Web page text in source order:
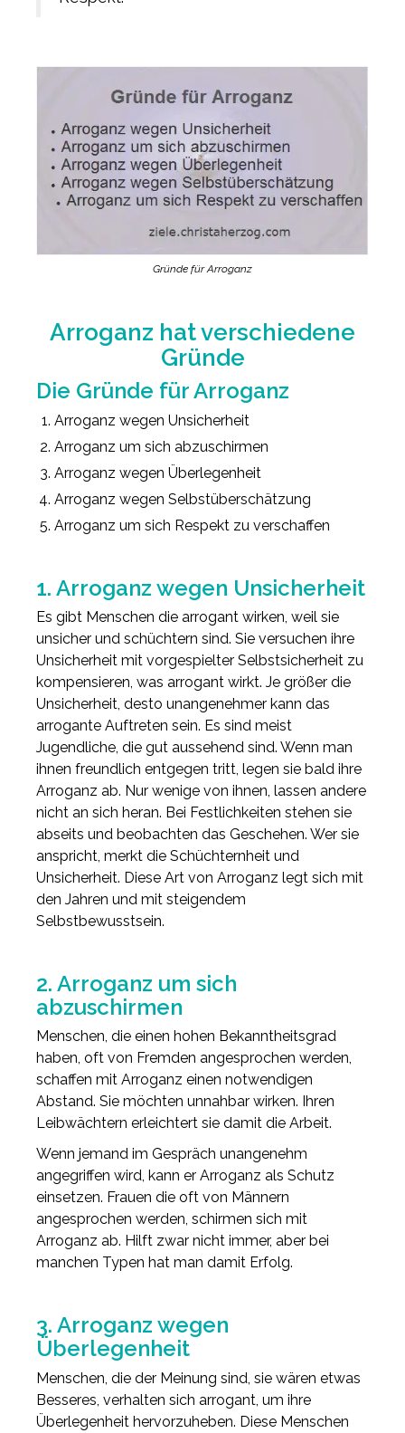
Gründe für Arroganz
Arroganz hat verschiedene
Gründe
Die Gründe für Arroganz
Arroganz wegen Unsicherheit
Arroganz um sich abzuschirmen
Arroganz wegen Überlegenheit
Arroganz wegen Selbstüberschätzung
Arroganz um sich Respekt zu verschaffen
1. Arroganz wegen Unsicherheit
Es gibt Menschen die arrogant wirken, weil sie
unsicher und schüchtern sind. Sie versuchen ihre
Unsicherheit mit vorgespielter Selbstsicherheit zu
kompensieren, was arrogant wirkt. Je größer die
Unsicherheit, desto unangenehmer kann das
arrogante Auftreten sein. Es sind meist
Jugendliche, die gut aussehend sind. Wenn man
ihnen freundlich entgegen tritt, legen sie bald ihre
Arroganz ab. Nur wenige von ihnen, lassen andere
nicht an sich heran. Bei Festlichkeiten stehen sie
abseits und beobachten das Geschehen. Wer sie
anspricht, merkt die Schüchternheit und
Unsicherheit. Diese Art von Arroganz legt sich mit
den Jahren und mit steigendem
Selbstbewusstsein.
2. Arroganz um sich
abzuschirmen
Menschen, die einen hohen Bekanntheitsgrad
haben, oft von Fremden angesprochen werden,
schaffen mit Arroganz einen notwendigen
Abstand. Sie möchten unnahbar wirken. Ihren
Leibwächtern erleichtert sie damit die Arbeit.
Wenn jemand im Gespräch unangenehm
angegriffen wird, kann er Arroganz als Schutz
einsetzen. Frauen die oft von Männern
angesprochen werden, schirmen sich mit
Arroganz ab. Hilft zwar nicht immer, aber bei
manchen Typen hat man damit Erfolg.
3. Arroganz wegen
Überlegenheit
Menschen, die der Meinung sind, sie wären etwas
Besseres, verhalten sich arrogant, um ihre
Überlegenheit hervorzuheben. Diese Menschen